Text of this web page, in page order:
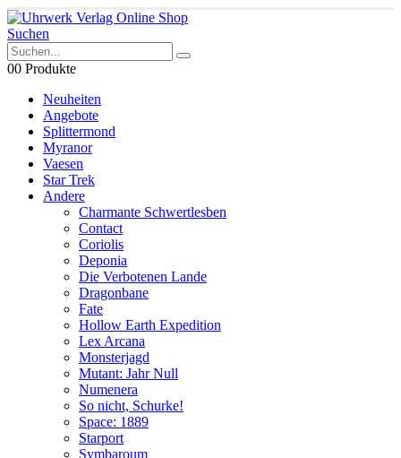
Suchen
00 Produkte
Neuheiten
Angebote
Splittermond
Myranor
Vaesen
Star Trek
Andere
Charmante Schwertlesben
Contact
Coriolis
Deponia
Die Verbotenen Lande
Dragonbane
Fate
Hollow Earth Expedition
Lex Arcana
Monsterjagd
Mutant: Jahr Null
Numenera
So nicht, Schurke!
Space: 1889
Starport
Symbaroum